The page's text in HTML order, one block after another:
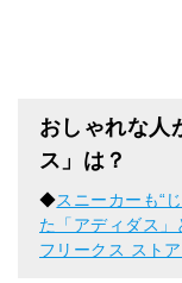
おしゃれな人
ス」は？
◆スニーカーも“
た「アディダス
フリークス ストア